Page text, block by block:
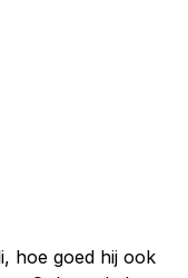
hoe goed hij ook